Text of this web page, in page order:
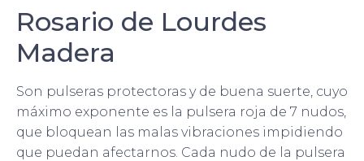
Rosario de Lourdes
Madera
Son pulseras protectoras y de buena suerte, cuyo
máximo exponente es la pulsera roja de 7 nudos,
que bloquean las malas vibraciones impidiendo
que puedan afectarnos. Cada nudo de la pulsera